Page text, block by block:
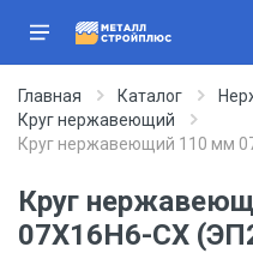
Главная Каталог
Круг нержавеющий
Круг нержавеющий 110 мм
Круг
07Х16Н6-СХ